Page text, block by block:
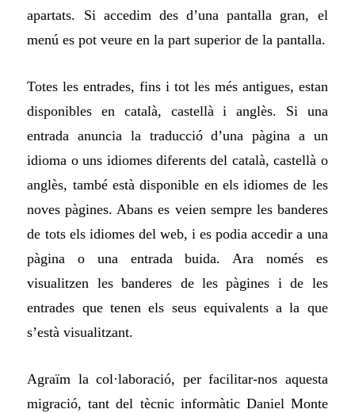
apartats. Si accedimdes d’una pantalla gran, el
menú es pot veure en la part superior de la pantalla.
Totes les entrades, fins i tot les més antigues, estan
disponibles en català, castellà i anglès. Si una
entrada anuncia la traducció d’una pàgina a un
idioma o uns idiomes diferents del català, castellà o
anglès, també està disponible en els idiomes de les
noves pàgines.Abans es veien sempre les banderes
de tots els idiomes del web, i es podia accedir a una
pàgina o una entrada buida. Ara només es
visualitzen les banderes de les pàgines i de les
entrades que tenen els seus equivalents a la que
s’està visualitzant.
Agraïm la col·laboració, per facilitar-nos aquesta
migració, tant del tècnic informàtic Daniel Monte